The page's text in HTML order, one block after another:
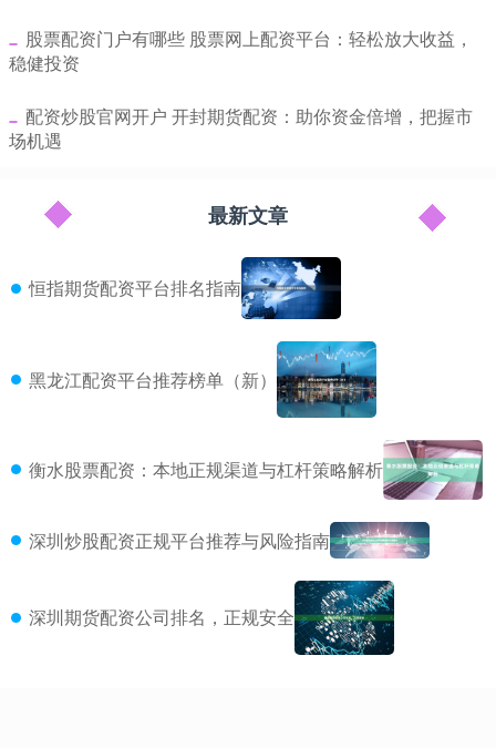
​股票配资门户有哪些 股票网上配资平台：轻松放大收益，
稳健投资
​配资炒股官网开户 开封期货配资：助你资金倍增，把握市
场机遇
最新文章
恒指期货配资平台排名指南
黑龙江配资平台推荐榜单（新）
衡水股票配资：本地正规渠道与杠杆策略解析
深圳炒股配资正规平台推荐与风险指南
深圳期货配资公司排名，正规安全